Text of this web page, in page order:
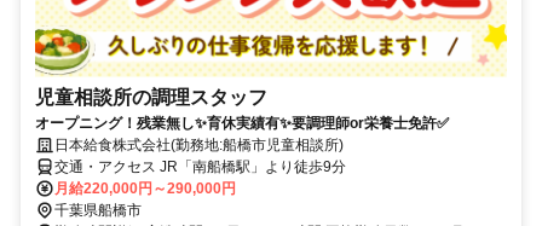
児童相談所の調理スタッフ
オープニング！残業無し✨育休実績有✨要調理師or栄養士免許✅
日本給食株式会社(勤務地:船橋市児童相談所)
交通・アクセス JR「南船橋駅」より徒歩9分
月給220,000円～290,000円
千葉県船橋市